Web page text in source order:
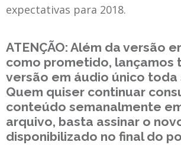
expectativas para 2018.
ATENÇÃO: Além da versão
como prometido, lançamos
versão em áudio único
Quem quiser continuar
conteúdo semanalmente
arquivo, basta assinar o
disponibilizado no final do